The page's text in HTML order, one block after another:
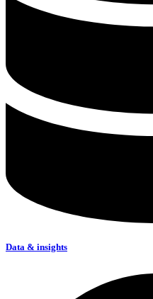
Data & insights